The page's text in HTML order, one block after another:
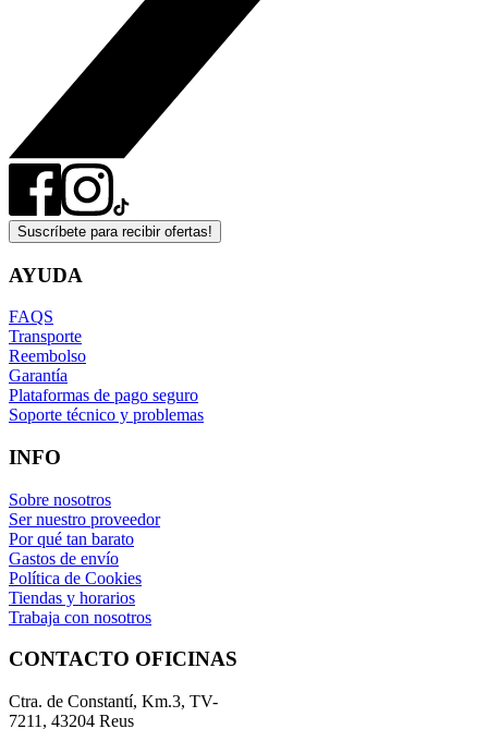
Suscríbete para recibir ofertas!
AYUDA
FAQS
Transporte
Reembolso
Garantía
Plataformas de pago seguro
Soporte técnico y problemas
INFO
Sobre nosotros
Ser nuestro proveedor
Por qué tan barato
Gastos de envío
Política de Cookies
Tiendas y horarios
Trabaja con nosotros
CONTACTO OFICINAS
Ctra. de Constantí, Km.3, TV-
7211, 43204 Reus